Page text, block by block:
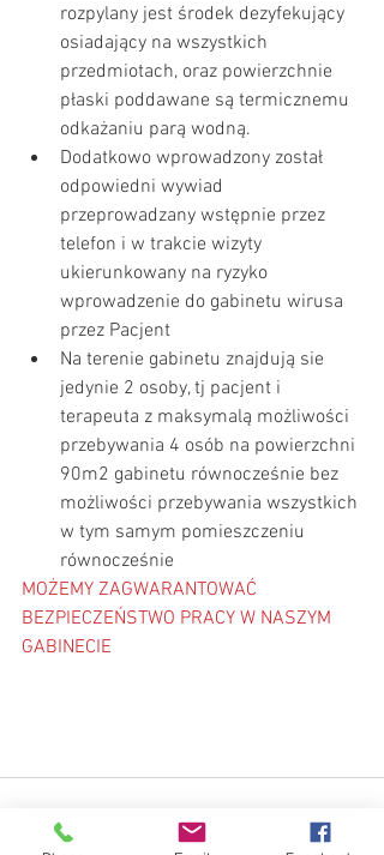
rozpylany jest środek dezyfekujący
osiadający na wszystkich
przedmiotach, oraz powierzchnie
płaski poddawane są termicznemu
odkażaniu parą wodną.
Dodatkowo wprowadzony został
odpowiedni wywiad
przeprowadzany wstępnie przez
telefon i w trakcie wizyty
ukierunkowany na ryzyko
wprowadzenie do gabinetu wirusa
przez Pacjent
Na terenie gabinetu znajdują sie
jedynie 2 osoby, tj pacjent i
terapeuta z maksymalą możliwości
przebywania 4 osób na powierzchni
90m2 gabinetu równocześnie bez
możliwości przebywania wszystkich
w tym samym pomieszczeniu
równocześnie
MOŻEMY ZAGWARANTOWAĆ
BEZPIECZEŃSTWO PRACY W NASZYM
GABINECIE